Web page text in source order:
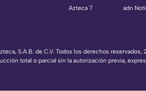
Azteca 7
adn
S.A.B. de C.V. Todos los derechos reservados,
total o parcial sin la autorización previa,